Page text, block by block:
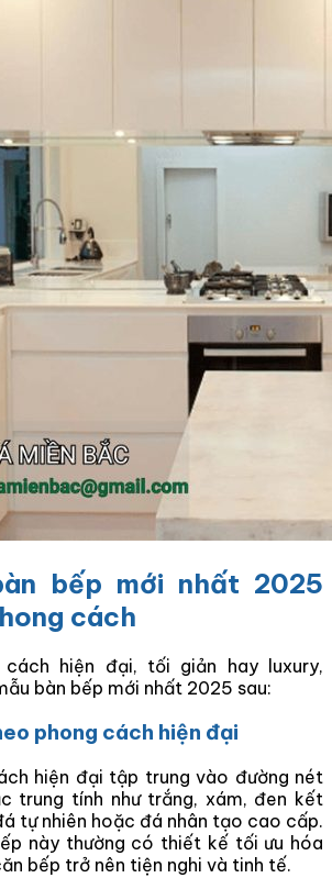
bếp mới nhất 2025
cách
hiện đại, tối giản hay luxury,
bàn bếp mới nhất 2025 sau:
phong cách hiện đại
hiện đại tập trung vào đường nét
trung tính như trắng, xám, đen kết
tự nhiên hoặc đá nhân tạo cao cấp.
này thường có thiết kế tối ưu hóa
bếp trở nên tiện nghi và tinh tế.